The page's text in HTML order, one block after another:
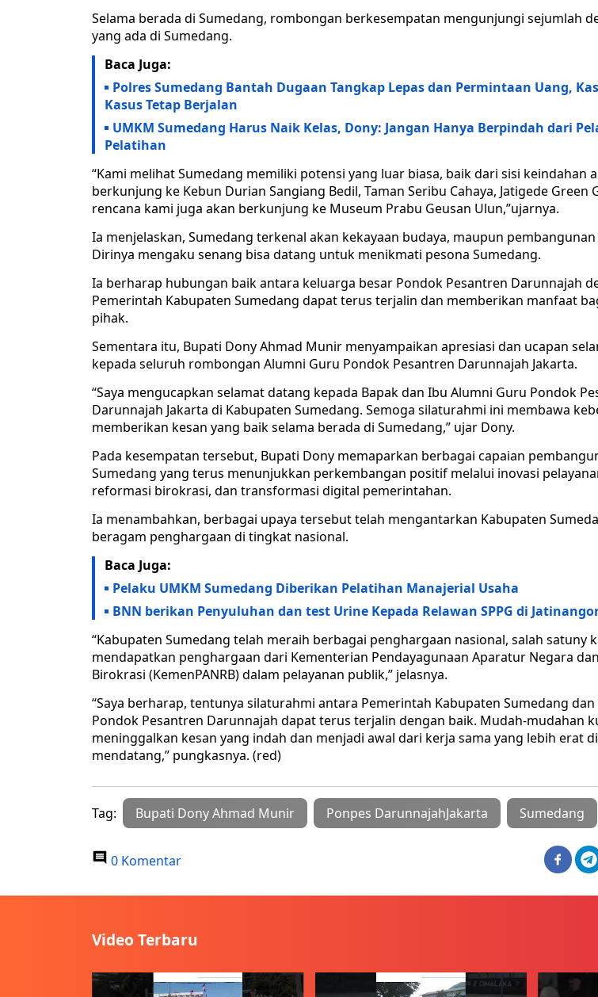
Selama berada di Sumedang, rombongan berkesempatan mengunjungi sejumlah
yang ada di Sumedang.
Baca Juga:
Polres Sumedang Bantah Dugaan Tangkap Lepas dan Permintaan Uang,
Kasus Tetap Berjalan
UMKM Sumedang Harus Naik Kelas, Dony: Jangan Hanya Berpindah dari
Pelatihan
“Kami melihat Sumedang memiliki potensi yang luar biasa, baik dari sisi keindahan
berkunjung ke Kebun Durian Sangiang Bedil, Taman Seribu Cahaya, Jatigede Green
rencana kami juga akan berkunjung ke Museum Prabu Geusan Ulun,”ujarnya.
Ia menjelaskan, Sumedang terkenal akan kekayaan budaya, maupun
Dirinya mengaku senang bisa datang untuk menikmati pesona Sumedang.
Ia berharap hubungan baik antara keluarga besar Pondok Pesantren Darunnajah
Pemerintah Kabupaten Sumedang dapat terus terjalin dan memberikan manfaat
pihak.
Sementara itu, Bupati Dony Ahmad Munir menyampaikan apresiasi dan ucapan
kepada seluruh rombongan Alumni Guru Pondok Pesantren Darunnajah Jakarta.
“Saya mengucapkan selamat datang kepada Bapak dan Ibu Alumni Guru Pondok
Darunnajah Jakarta di Kabupaten Sumedang. Semoga silaturahmi ini membawa
memberikan kesan yang baik selama berada di Sumedang,” ujar Dony.
Pada kesempatan tersebut, Bupati Dony memaparkan berbagai capaian
Sumedang yang terus menunjukkan perkembangan positif melalui inovasi
reformasi birokrasi, dan transformasi digital pemerintahan.
Ia menambahkan, berbagai upaya tersebut telah mengantarkan Kabupaten
beragam penghargaan di tingkat nasional.
Baca Juga:
Pelaku UMKM Sumedang Diberikan Pelatihan Manajerial Usaha
BNN berikan Penyuluhan dan test Urine Kepada Relawan SPPG di
“Kabupaten Sumedang telah meraih berbagai penghargaan nasional, salah satuny
mendapatkan penghargaan dari Kementerian Pendayagunaan Aparatur Negara
Birokrasi (KemenPANRB) dalam pelayanan publik,” jelasnya.
“Saya berharap, tentunya silaturahmi antara Pemerintah Kabupaten Sumedang
Pondok Pesantren Darunnajah dapat terus terjalin dengan baik. Mudah-mudahan
meninggalkan kesan yang indah dan menjadi awal dari kerja sama yang lebih erat
mendatang,” pungkasnya. (red)
Tag: Bupati Dony Ahmad Munir Ponpes DarunnajahJakarta Sumedang
0 Komentar
Video Terbaru